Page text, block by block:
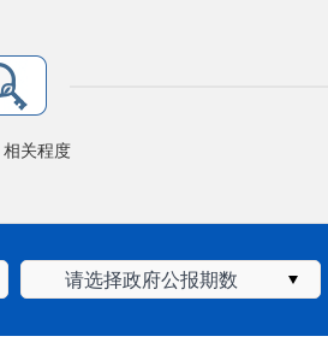
关程度
请选择政府公报期数